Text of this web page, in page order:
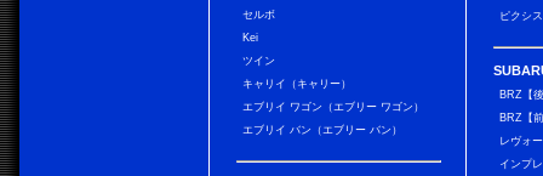
セルボ
Kei
ツイン
キャリイ（キャリー）
エブリイ ワゴン（エブリー ワゴン）
エブリイ バン（エブリー バン）
ピクシ
BRZ【
BRZ【
レヴォ
インプ